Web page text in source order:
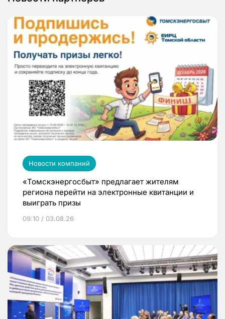
Новости компаний
«Томскэнергосбыт» предлагает жителям
региона перейти на электронные квитанции и
выиграть призы
09:10 / 03.08.26